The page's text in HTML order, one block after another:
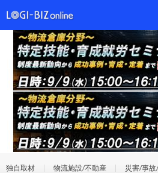
独自取材 物流施設/不動産 災害/事